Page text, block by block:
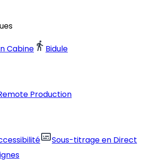
Cabine directions_walk Bidule
Production
subtitlesSous-titrage en Direct